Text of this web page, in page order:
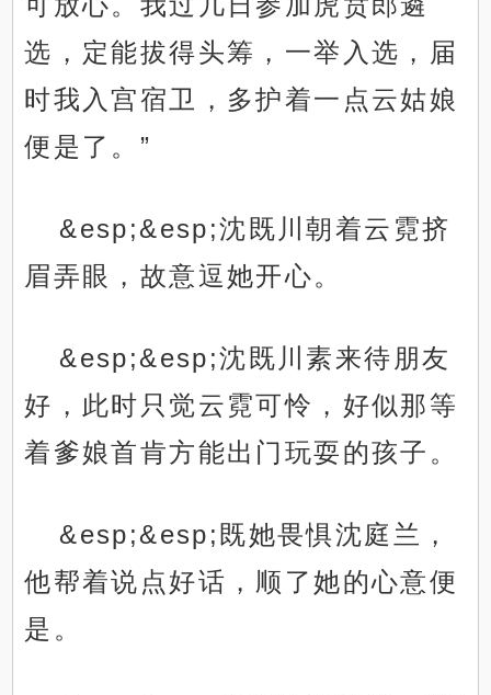
选，定能拔得头筹，一举入选，届
时我入宫宿卫，多护着一点云姑娘
便是了。”
&esp;&esp;沈既川朝着云霓挤
眉弄眼，故意逗她开心。
&esp;&esp;沈既川素来待朋友
好，此时只觉云霓可怜，好似那等
着爹娘首肯方能出门玩耍的孩子。
&esp;&esp;既她畏惧沈庭兰，
他帮着说点好话，顺了她的心意便
是。